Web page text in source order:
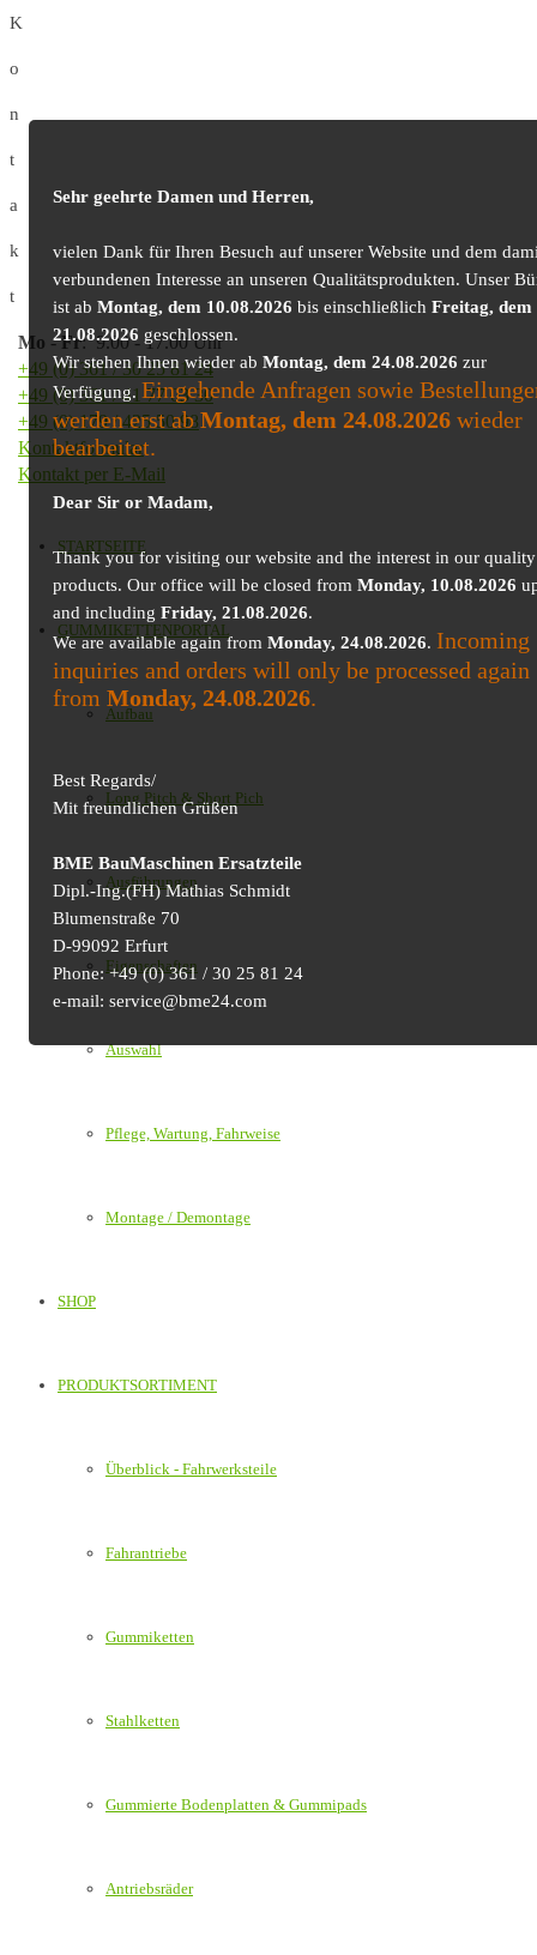
K
o
n
t
a
k
t
Mo -Fr: 9.00 - 17.00 Uhr
+49 (0) 361 / 30 25 81 24
+49 (0) 361 / 41 77 03 30
+49 (0) 179 / 425 50 98
Kontaktformular
Kontakt per E-Mail
STARTSEITE
GUMMIKETTENPORTAL
Aufbau
Long Pitch & Short Pich
Ausführungen
Eigenschaften
Auswahl
Pflege, Wartung, Fahrweise
Montage / Demontage
SHOP
PRODUKTSORTIMENT
Überblick - Fahrwerksteile
Fahrantriebe
Gummiketten
Stahlketten
Gummierte Bodenplatten & Gummipads
Antriebsräder
Sehr geehrte Damen und Herren,
vielen Dank für Ihren Besuch auf unserer Website und dem
verbundenen Interesse an unseren Qualitätsprodukten. Unser
ist ab Montag, dem 10.08.2026 bis einschließlich Freitag, dem
21.08.2026 geschlossen.
Wir stehen Ihnen wieder ab Montag, dem 24.08.2026 zur
Verfügung.Eingehende Anfragen sowie
werden erst abMontag, dem 24.08.2026wieder
bearbeitet.
Dear Sir or Madam,
Thank you for visiting our website and the interest in our quality
products. Our office will be closed from Monday, 10.08.2026
and including Friday, 21.08.2026.
We are available again from Monday, 24.08.2026. Incoming
inquiries and orders will only be processed again
from Monday, 24.08.2026.
Best Regards/
Mit freundlichen Grüßen
BME BauMaschinen Ersatzteile
Dipl.-Ing.(FH) Mathias Schmidt
Blumenstraße 70
D-99092 Erfurt
Phone: +49 (0) 361 / 30 25 81 24
e-mail: service@bme24.com